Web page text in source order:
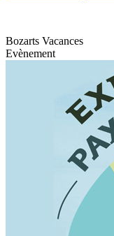
Bozarts Vacances
Evènement